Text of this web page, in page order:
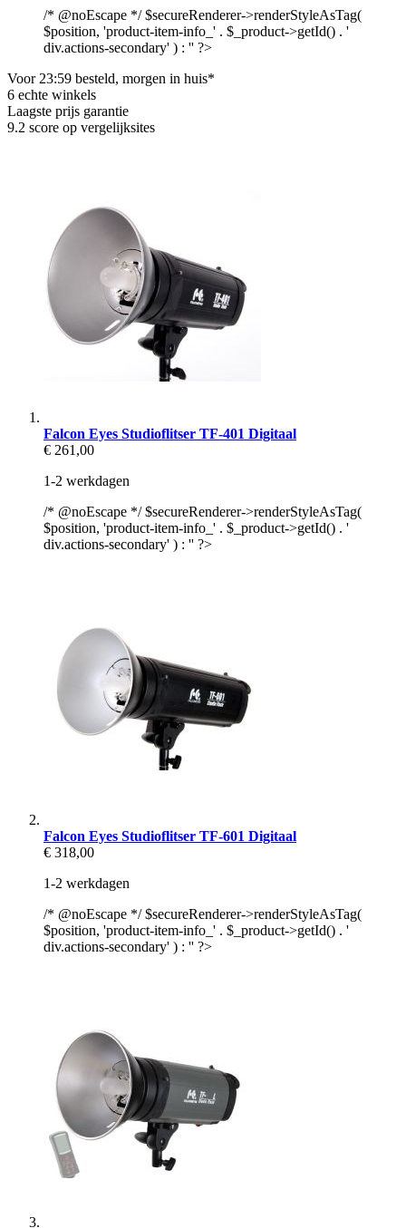
/* @noEscape */ $secureRenderer->renderStyleAsTag(
$position, 'product-item-info_' . $_product->getId() . '
div.actions-secondary' ) : '' ?>
Voor 23:59 besteld, morgen in huis*
6 echte winkels
Laagste prijs garantie
9.2 score op vergelijksites
Falcon Eyes Studioflitser TF-401 Digitaal
€ 261,00
1-2 werkdagen
/* @noEscape */ $secureRenderer->renderStyleAsTag(
$position, 'product-item-info_' . $_product->getId() . '
div.actions-secondary' ) : '' ?>
Falcon Eyes Studioflitser TF-601 Digitaal
€ 318,00
1-2 werkdagen
/* @noEscape */ $secureRenderer->renderStyleAsTag(
$position, 'product-item-info_' . $_product->getId() . '
div.actions-secondary' ) : '' ?>